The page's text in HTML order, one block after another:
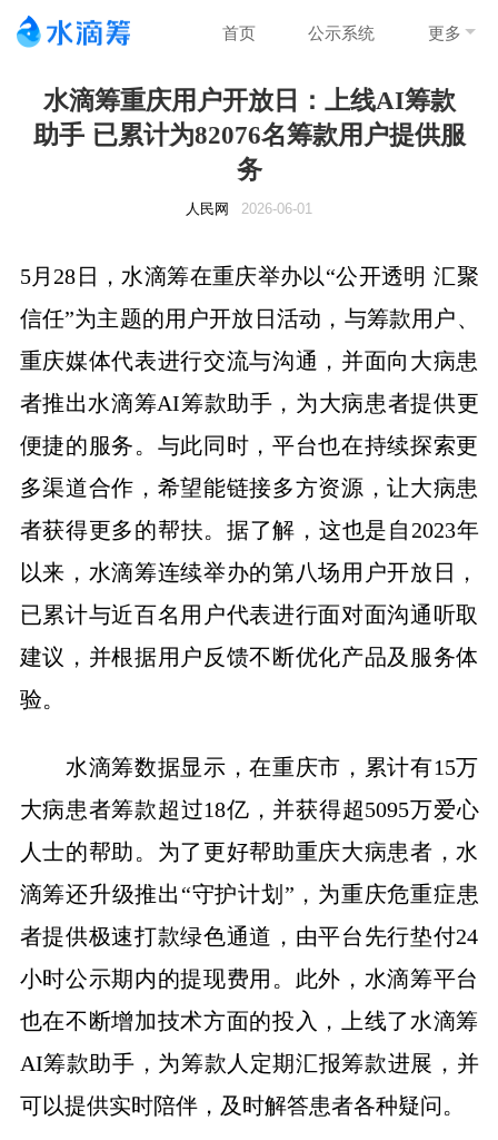
首页 公示系统 更多
水滴筹重庆用户开放日：上线AI筹款
助手 已累计为82076名筹款用户提供服
务
人民网 2026-06-01
5月28日，水滴筹在重庆举办以“公开透明 汇聚
信任”为主题的用户开放日活动，与筹款用户、
重庆媒体代表进行交流与沟通，并面向大病患
者推出水滴筹AI筹款助手，为大病患者提供更
便捷的服务。与此同时，平台也在持续探索更
多渠道合作，希望能链接多方资源，让大病患
者获得更多的帮扶。据了解，这也是自2023年
以来，水滴筹连续举办的第八场用户开放日，
已累计与近百名用户代表进行面对面沟通听取
建议，并根据用户反馈不断优化产品及服务体
验。
水滴筹数据显示，在重庆市，累计有15万
大病患者筹款超过18亿，并获得超5095万爱心
人士的帮助。为了更好帮助重庆大病患者，水
滴筹还升级推出“守护计划”，为重庆危重症患
者提供极速打款绿色通道，由平台先行垫付24
小时公示期内的提现费用。此外，水滴筹平台
也在不断增加技术方面的投入，上线了水滴筹
AI筹款助手，为筹款人定期汇报筹款进展，并
可以提供实时陪伴，及时解答患者各种疑问。